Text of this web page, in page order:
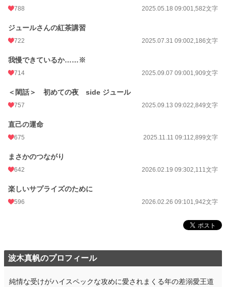
788 2025.05.18 09:001,582文字
ジュールさんの紅茶講習
722 2025.07.31 09:002,186文字
我慢できているか……※
714 2025.09.07 09:001,909文字
＜閑話＞ 初めての夜 side ジュール
757 2025.09.13 09:022,849文字
直己の運命
675 2025.11.11 09:112,899文字
まさかのつながり
642 2026.02.19 09:302,111文字
楽しいサプライズのために
596 2026.02.26 09:101,942文字
波木真帆のプロフィール
純情な受けがハイスペックな攻めに愛されまくる年の差溺愛王道